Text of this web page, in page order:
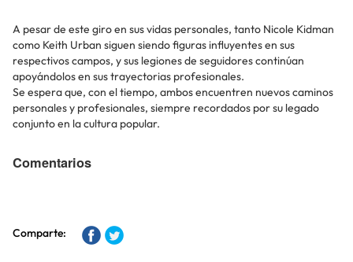
A pesar de este giro en sus vidas personales, tanto Nicole Kidman
como Keith Urban siguen siendo figuras influyentes en sus
respectivos campos, y sus legiones de seguidores continúan
apoyándolos en sus trayectorias profesionales.
Se espera que, con el tiempo, ambos encuentren nuevos caminos
personales y profesionales, siempre recordados por su legado
conjunto en la cultura popular.
Comentarios
Comparte: